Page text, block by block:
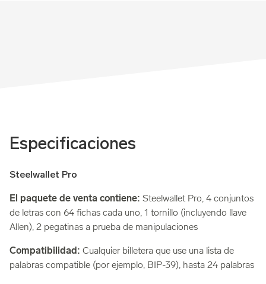
Especificaciones
Steelwallet Pro
El paquete de venta contiene: Steelwallet Pro, 4 conjuntos
de letras con 64 fichas cada uno, 1 tornillo (incluyendo llave
Allen), 2 pegatinas a prueba de manipulaciones
Compatibilidad: Cualquier billetera que use una lista de
palabras compatible (por ejemplo, BIP-39), hasta 24 palabras